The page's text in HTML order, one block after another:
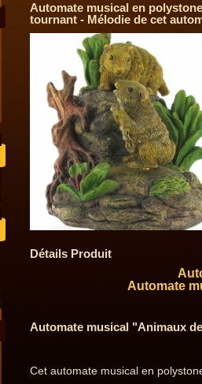
Automate musical en
tournant - Mélodie de cet
Détails Produit
Automate
Automate musical "Animaux
Cet automate musical en